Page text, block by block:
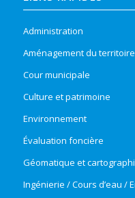
Administration
Aménagement du
Cour municipale
Culture et patrimoine
Environnement
Évaluation foncière
Géomatique et
Ingénierie / Cours d’eau /